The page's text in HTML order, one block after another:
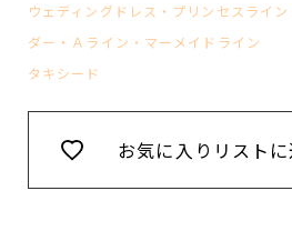
ウェディングドレス ・ プリンセスライン
ダー ・ Ａライン ・ マーメイドライン
タキシード
お気に入りリスト